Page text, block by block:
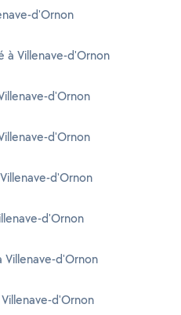
d'Ornon
à Villenave-d'Ornon
d'Ornon
d'Ornon
d'Ornon
d'Ornon
d'Ornon
d'Ornon